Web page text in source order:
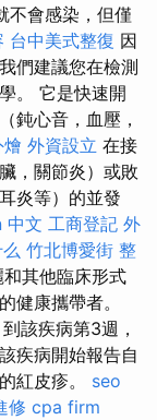
不會感染，但僅
台中美式整復 因
們建議您在檢測
。 它是快速開
鈍心音，血壓，
燴 外資設立 在接
，關節炎）或敗
炎等）的並發
文 工商登記 外
竹北博愛街 整
其他臨床形式
健康攜帶者。
到該疾病第3週，
疾病開始報告自
紅皮疹。 seo
修 cpa firm